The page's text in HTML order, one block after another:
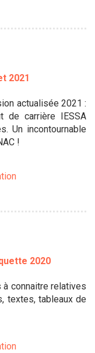
2021
actualisée 2021 :
carrière IESSA
Un incontournable
!
2020
connaitre relatives
textes, tableaux de